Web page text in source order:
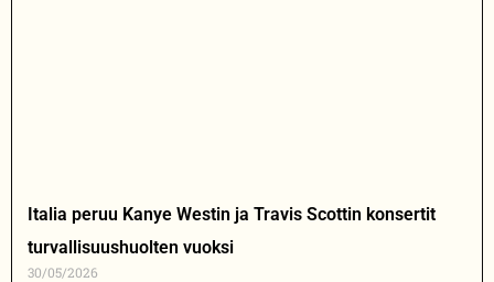
Italia peruu Kanye Westin ja Travis Scottin konsertit
turvallisuushuolten vuoksi
30/05/2026